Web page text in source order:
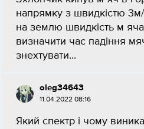
напрямку з швидкістю
на землю швидкість м
визначити час падіння
знехтувати...
oleg34643
11.04.2022 08:16
Який спектр і чому